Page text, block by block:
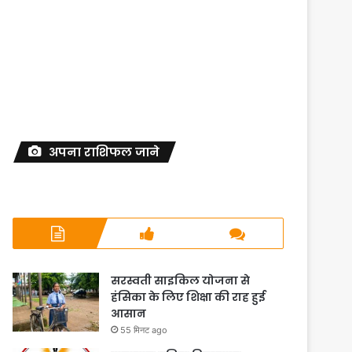
अपना राशिफल जाने
सरस्वती साइकिल योजना से
हंसिका के लिए शिक्षा की राह हुई
आसान
55 मिनट ago